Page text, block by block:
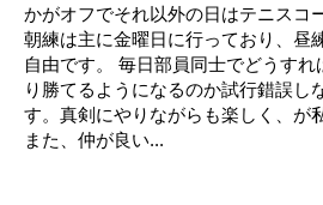
かがオフでそれ以外の日はテニスコ
朝練は主に金曜日に行っており、昼
自由です。 毎日部員同士でどうすれ
り勝てるようになるのか試行錯誤し
す。真剣にやりながらも楽しく、が
また、仲が良い...